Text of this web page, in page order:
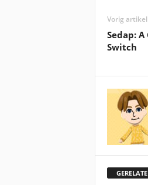
Vorig artikel
Sedap:
Switch